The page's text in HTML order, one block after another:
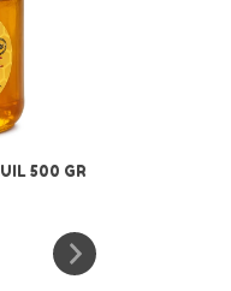
500 GR